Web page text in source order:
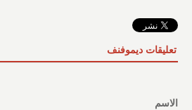
تعليقات ديموفنف
الاسم